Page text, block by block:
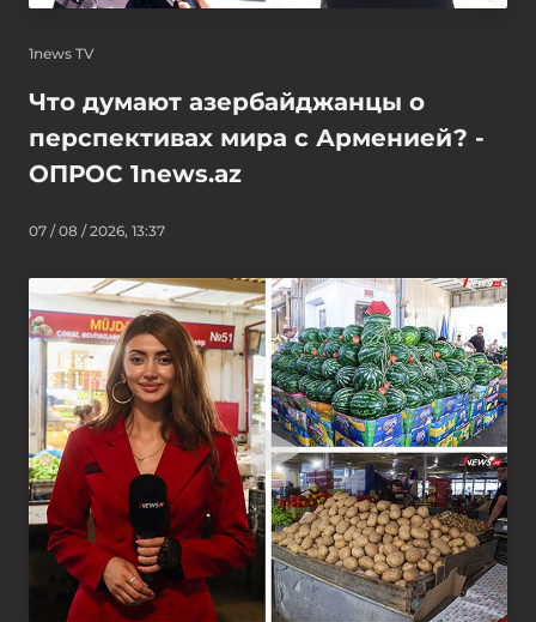
1news TV
Что думают азербайджанцы о
перспективах мира с Арменией? -
ОПРОС 1news.az
07 / 08 / 2026, 13:37